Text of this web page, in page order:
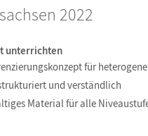
2022
unterrichten
für
und verständlich
Material für alle